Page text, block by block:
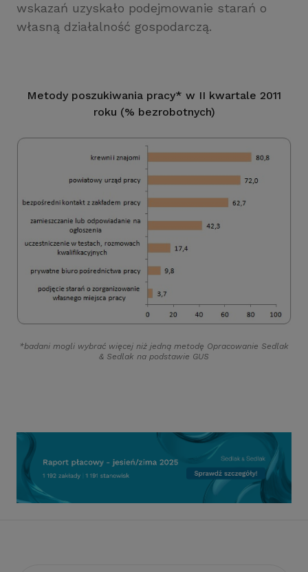
wskazań uzyskało podejmowanie starań o
własną działalność gospodarczą.
Metody poszukiwania pracy* w II kwartale 2011
roku (% bezrobotnych)
*badani mogli wybrać więcej niż jedną metodę Opracowanie Sedlak
& Sedlak na podstawie GUS